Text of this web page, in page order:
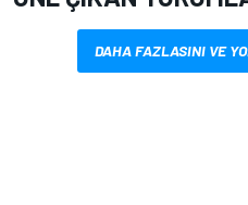
DAHA FAZLASINI VE